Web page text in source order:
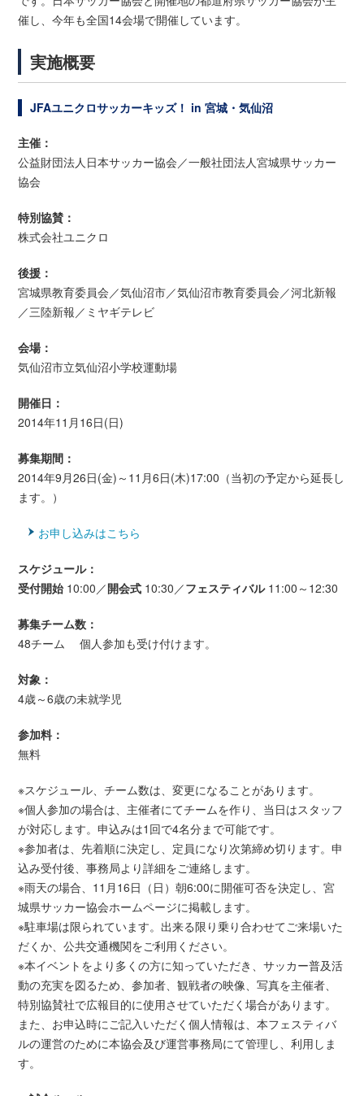
催し、今年も全国14会場で開催しています。
実施概要
JFAユニクロサッカーキッズ！ in 宮城・気仙沼
主催：
公益財団法人日本サッカー協会／一般社団法人宮城県サッカー
協会
特別協賛：
株式会社ユニクロ
後援：
宮城県教育委員会／気仙沼市／気仙沼市教育委員会／河北新報
／三陸新報／ミヤギテレビ
会場：
気仙沼市立気仙沼小学校運動場
開催日：
2014年11月16日(日)
募集期間：
2014年9月26日(金)～11月6日(木)17:00（当初の予定から延長し
ます。）
お申し込みはこちら
スケジュール：
受付開始 10:00／開会式 10:30／フェスティバル11:00～12:30
募集チーム数：
48チーム 個人参加も受け付けます。
対象：
4歳～6歳の未就学児
参加料：
無料
※スケジュール、チーム数は、変更になることがあります。
※個人参加の場合は、主催者にてチームを作り、当日はスタッフ
が対応します。申込みは1回で4名分まで可能です。
※参加者は、先着順に決定し、定員になり次第締め切ります。申
込み受付後、事務局より詳細をご連絡します。
※雨天の場合、11月16日（日）朝6:00に開催可否を決定し、宮
城県サッカー協会ホームページに掲載します。
※駐車場は限られています。出来る限り乗り合わせてご来場いた
だくか、公共交通機関をご利用ください。
※本イベントをより多くの方に知っていただき、サッカー普及活
動の充実を図るため、参加者、観戦者の映像、写真を主催者、
特別協賛社で広報目的に使用させていただく場合があります。
また、お申込時にご記入いただく個人情報は、本フェスティバ
ルの運営のために本協会及び運営事務局にて管理し、利用しま
す。